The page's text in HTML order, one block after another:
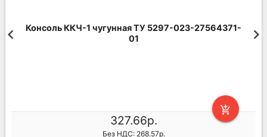
Консоль ККЧ-1 чугунная ТУ 5297-023-27564371-
01
add_shopping_cart
327.66р.
Без НДС: 268.57р.